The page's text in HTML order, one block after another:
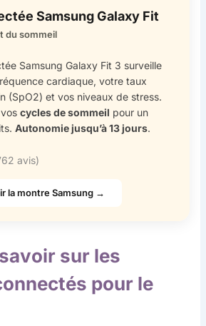
Samsung Galaxy Fit
du sommeil
Samsung Galaxy Fit 3 surveille
cardiaque, votre taux
(SpO2) et vos niveaux de stress.
voscycles de sommeil pour un
Autonomie jusqu’à 13 jours.
avis)
la montre Samsung →
sur les
pour le